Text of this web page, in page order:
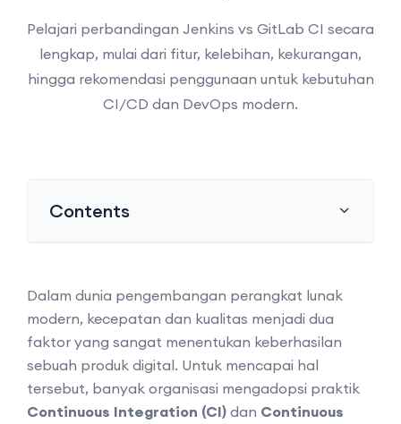
Pelajari perbandingan Jenkins vs GitLab CI secara
lengkap, mulai dari fitur, kelebihan, kekurangan,
hingga rekomendasi penggunaan untuk kebutuhan
CI/CD dan DevOps modern.
Contents
Dalam dunia pengembangan perangkat lunak
modern, kecepatan dan kualitas menjadi dua
faktor yang sangat menentukan keberhasilan
sebuah produk digital. Untuk mencapai hal
tersebut, banyak organisasi mengadopsi praktik
Continuous Integration (CI) dan Continuous